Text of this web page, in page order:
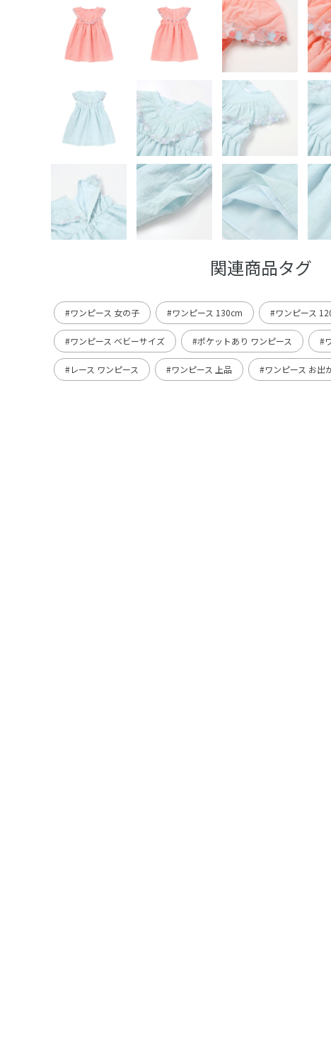
関連商品タグ
#ワンピース 女の子 #ワンピース 130cm #ワンピース
#ワンピース ベビーサイズ #ポケットあり ワンピース #
#レース ワンピース #ワンピース 上品 #ワンピース お出